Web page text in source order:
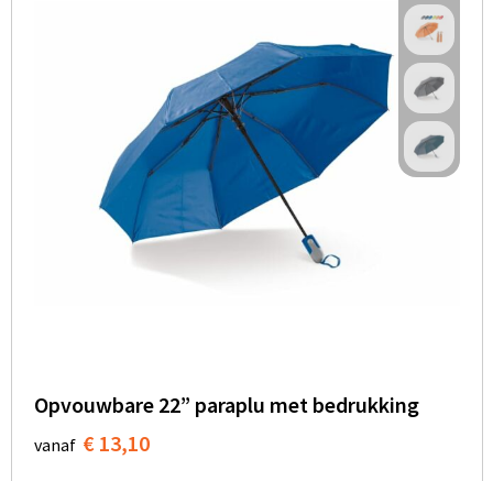
Opvouwbare 22” paraplu met bedrukking
vanaf € 13,10